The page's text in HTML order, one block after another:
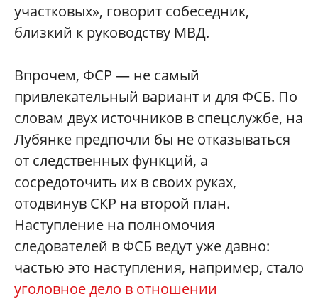
участковых», говорит собеседник,
близкий к руководству МВД.
Впрочем, ФСР — не самый
привлекательный вариант и для ФСБ. По
словам двух источников в спецслужбе, на
Лубянке предпочли бы не отказываться
от следственных функций, а
сосредоточить их в своих руках,
отодвинув СКР на второй план.
Наступление на полномочия
следователей в ФСБ ведут уже давно:
частью это наступления, например, стало
уголовное дело в отношении